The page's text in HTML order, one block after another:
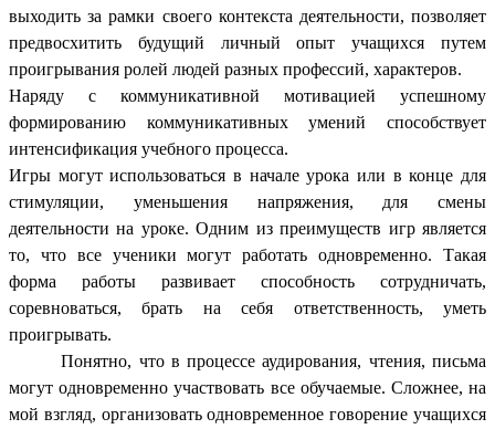
выходить за рамки своего контекста деятельности, позволяет
предвосхитить будущий личный опыт учащихся путем
проигрывания ролей людей разных профессий, характеров.
Наряду с коммуникативной мотивацией успешному
формированию коммуникативных умений способствует
интенсификация учебного процесса.
Игры могут использоваться в начале урока или в конце для
стимуляции, уменьшения напряжения, для смены
деятельности на уроке. Одним из преимуществ игр является
то, что все ученики могут работать одновременно. Такая
форма работы развивает способность сотрудничать,
соревноваться, брать на себя ответственность, уметь
проигрывать.
Понятно, что в процессе аудирования, чтения, письма
могут одновременно участвовать все обучаемые. Сложнее, на
мой взгляд, организовать одновременное говорение учащихся